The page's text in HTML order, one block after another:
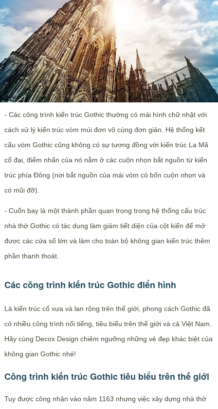
- Các công trình kiến trúc Gothic thường có mái hình chữ nhật với
cách xử lý kiến trúc vòm múi đơn vô cùng đơn giản. Hệ thống kết
cấu vòm Gothic cũng không có sự tương đồng với kiến trúc La Mã
cổ đại, điểm nhấn của nó nằm ở các cuộn nhọn bắt nguồn từ kiến
trúc phía Đông (nơi bắt nguồn của mái vòm có bốn cuộn nhọn và
có mũi đỡ).
- Cuốn bay là một thành phần quan trọng trong hệ thống cấu trúc
nhà thờ Gothic có tác dụng làm giảm tiết diện của cột kiến để mở
được các cửa sổ lớn và làm cho toàn bộ không gian kiến trúc thêm
phần thanh thoát.
Các công trình kiến trúc Gothic điển hình
Là kiến trúc cổ xưa và lan rộng trên thế giới, phong cách Gothic đã
có nhiều công trình nổi tiếng, tiêu biểu trên thế giới và cả Việt Nam.
Hãy cùng Decox Design chiêm ngưỡng những vẻ đẹp khác biệt của
không gian Gothic nhé!
Công trình kiến trúc Gothic tiêu biểu trên thế giới
Tuy được công nhận vào năm 1163 nhưng việc xây dựng nhà thờ